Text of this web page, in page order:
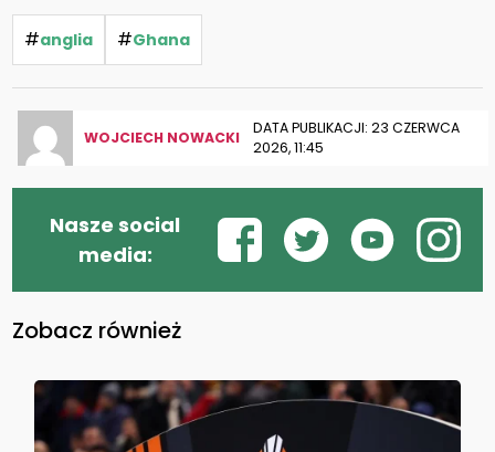
#anglia #Ghana
WOJCIECH NOWACKI
DATA PUBLIKACJI: 23 CZERWCA
2026, 11:45
Nasze social
media:
Zobacz również